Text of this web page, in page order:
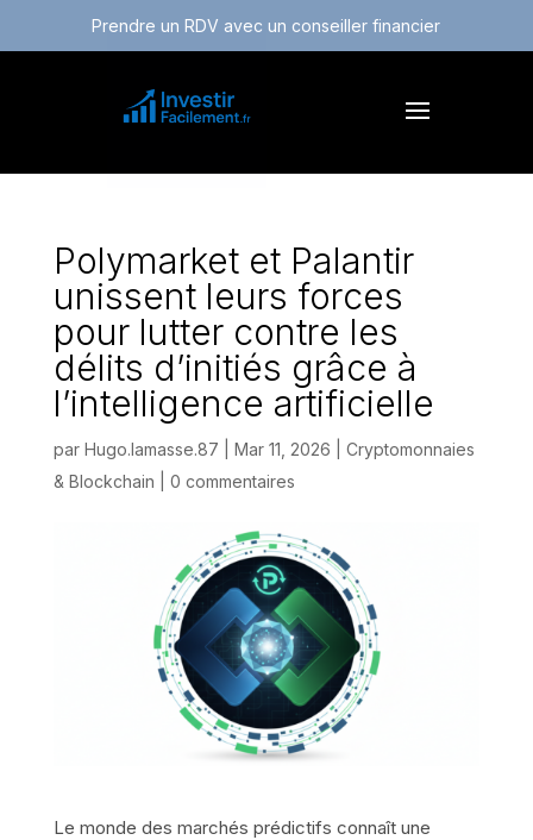
Prendre un RDV avec un conseiller financier
Polymarket et Palantir
unissent leurs forces
pour lutter contre les
délits d’initiés grâce à
l’intelligence artificielle
par Hugo.lamasse.87 Mar 11, 2026
Cryptomonnaies
& Blockchain
0 commentaires
Le monde des marchés prédictifs connaît une